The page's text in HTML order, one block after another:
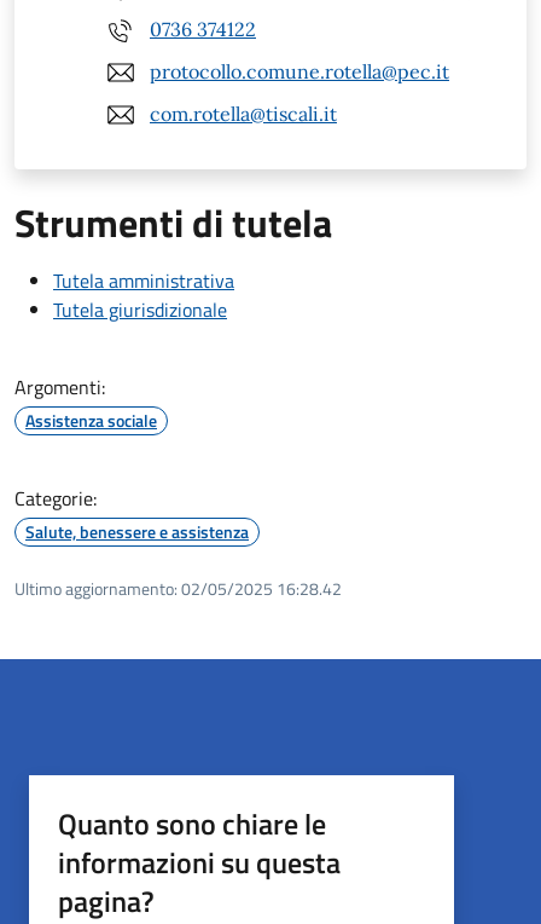
0736 374122
protocollo.comune.rotella@pec.it
com.rotella@tiscali.it
Strumenti di tutela
Tutela amministrativa
Tutela giurisdizionale
Argomenti:
Assistenza sociale
Categorie:
Salute, benessere e assistenza
Ultimo aggiornamento:02/05/2025 16:28.42
Quanto sono chiare le
informazioni su questa
pagina?